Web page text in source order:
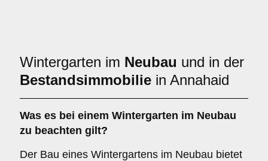
Wintergarten im Neubau und in der
Bestandsimmobilie in Annahaid
Was es bei einem Wintergarten im Neubau
zu beachten gilt?
Der Bau eines Wintergartens im Neubau bietet